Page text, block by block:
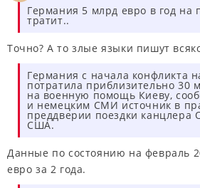
Германия 5 млрд евро в год на
тратит..
Точно? А то злые языки пишут
Германия с начала конфликта
потратила приблизительно 30
на военную помощь Киеву,
и немецким СМИ источник в
преддверии поездки
США.
Данные по состоянию на февраль
евро за 2 года.